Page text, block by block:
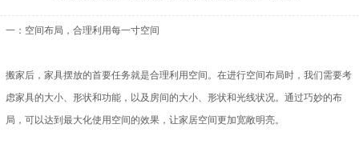
收费标准
物流服务
一：空间布局，合理利用每一寸空间
搬家后，家具摆放的首要任务就是合理利用空间。在进行空间布局时，我们需要考
虑家具的大小、形状和功能，以及房间的大小、形状和光线状况。通过巧妙的布
局，可以达到最大化使用空间的效果，让家居空间更加宽敞明亮。